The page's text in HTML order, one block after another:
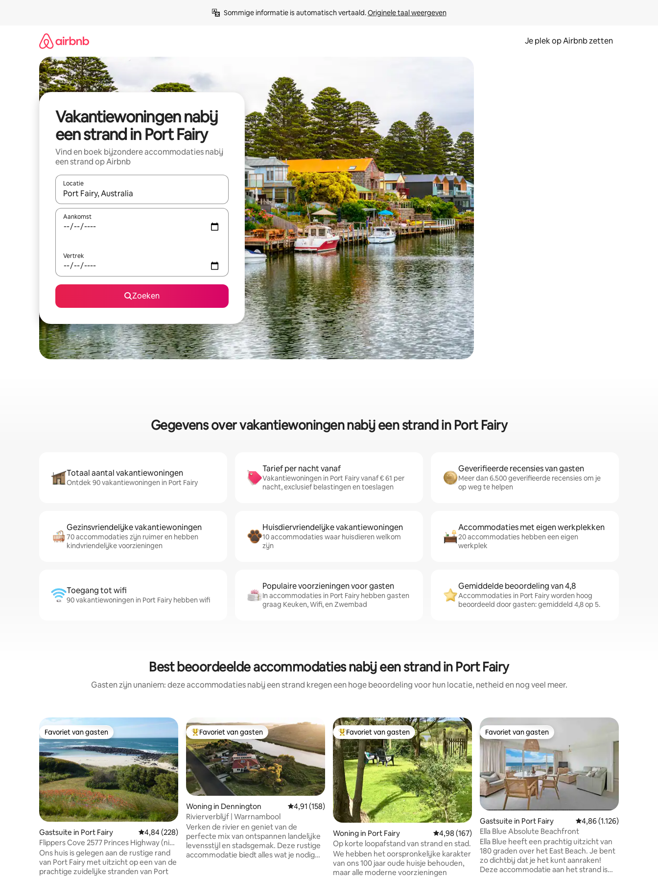
Sommige informatie is automatisch vertaald. Originele taal weergeven
Je plek op Airbnb zetten
Vakantiewoningen nabij
een strand in Port Fairy
Vind en boek bijzondere accommodaties nabij
een strand op Airbnb
Locatie
Wanneer er resultaten beschikbaar zijn, maak je een keuze met je de pijltjestoetsen omhoog en omlaag, óf door te tikken of swipen.
Aankomst
Vertrek
Zoeken
Gegevens over vakantiewoningen nabij een strand in Port Fairy
Totaal aantal vakantiewoningen
Ontdek 90 vakantiewoningen in Port Fairy
Tarief per nacht vanaf
Vakantiewoningen in Port Fairy vanaf € 61 per
nacht, exclusief belastingen en toeslagen
Geverifieerde recensies van gasten
Meer dan 6.500 geverifieerde recensies om je
op weg te helpen
Gezinsvriendelijke vakantiewoningen
70 accommodaties zijn ruimer en hebben
kindvriendelijke voorzieningen
Huisdiervriendelijke vakantiewoningen
10 accommodaties waar huisdieren welkom
zijn
Accommodaties met eigen werkplekken
20 accommodaties hebben een eigen
werkplek
Toegang tot wifi
90 vakantiewoningen in Port Fairy hebben wifi
Populaire voorzieningen voor gasten
In accommodaties in Port Fairy hebben gasten
graag Keuken, Wifi, en Zwembad
Gemiddelde beoordeling van 4,8
Accommodaties in Port Fairy worden hoog
beoordeeld door gasten: gemiddeld 4,8 op 5.
Best beoordeelde accommodaties nabij een strand in Port Fairy
Gasten zijn unaniem: deze accommodaties nabij een strand kregen een hoge beoordeling voor hun locatie, netheid en nog veel meer.
Favoriet van gasten
Favoriet van gasten
Gastsuite in Port Fairy Gemiddelde beoordeling van 4,84 op 5, 228 recensies
4,84 (228)
Flippers Cove 2577 Princes Highway (niet
2577A)
Ons huis is gelegen aan de rustige rand
van Port Fairy met uitzicht op een van de
prachtige zuidelijke stranden van Port
Topfavoriet van gasten
Favoriet van gasten
Woning in Dennington Gemiddelde beoordeling van 4,91 op 5, 158 recensies
4,91 (158)
Rivierverblijf | Warrnambool
Verken de rivier en geniet van de
perfecte mix van ontspannen landelijke
levensstijl en stadsgemak. Deze rustige
accommodatie biedt alles wat je nodig
Topfavoriet van gasten
Favoriet van gasten
Woning in Port Fairy Gemiddelde beoordeling van 4,98 op 5, 167 recensies
4,98 (167)
Op korte loopafstand van strand en stad.
We hebben het oorspronkelijke karakter
van ons 100 jaar oude huisje behouden,
maar alle moderne voorzieningen
Favoriet van gasten
Favoriet van gasten
Gastsuite in Port Fairy Gemiddelde
4,86 (1.126)
Ella Blue Absolute Beachfront
Ella Blue heeft een prachtig uitzicht van
180 graden over het East Beach. Je bent
zo dichtbij dat je het kunt aanraken!
Deze accommodatie aan het strand is